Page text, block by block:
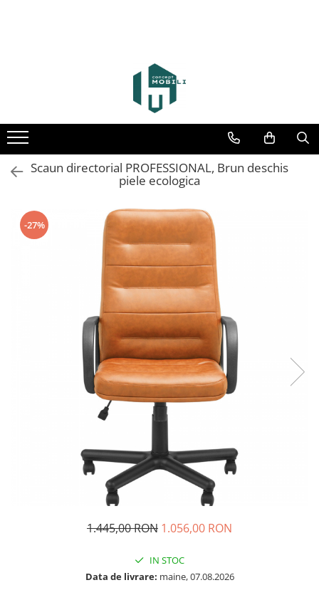
Scaun directorial PROFESSIONAL, Brun deschis
piele ecologica
-27%
1.445,00 RON 1.056,00 RON
IN STOC
Data de livrare: maine, 07.08.2026